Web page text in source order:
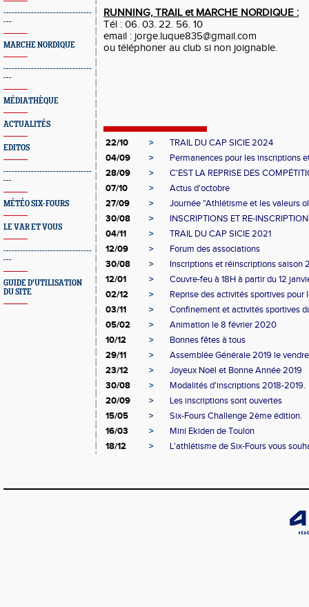
--------------------------------
---
MARCHE NORDIQUE
--------------------------------
---
MÉDIATHÈQUE
ACTUALITÉS
EDITOS
--------------------------------
---
MÉTÉO SIX-FOURS
LE VAR ET VOUS
--------------------------------
---
GUIDE D'UTILISATION
DU SITE
RUNNING, TRAIL et MARCHE NORDIQUE :
Tél : 06. 03. 22. 56. 10
email : jorge.luque835@gmail.com
ou téléphoner au club si non joignable.
22/10 >
TRAIL DU CAP SICIE 2024
04/09
>
Permanences pour les inscriptions
28/09
>
C'EST LA REPRISE DES
07/10
>
Actus d'octobre
27/09
>
Journée "Athlétisme et les valeurs
30/08
>
INSCRIPTIONS ET RE-
04/11
>
TRAIL DU CAP SICIE 2021
12/09
>
Forum des associations
30/08
>
Inscriptions et réinscriptions saison
12/01
>
Couvre-feu à 18H à partir du 12
02/12
>
Reprise des activités sportives pour
03/11
>
Confinement et activités sportives
05/02
>
Animation le 8 février 2020
10/12
>
Bonnes fêtes à tous
29/11
>
Assemblée Générale 2019 le
23/12
>
Joyeux Noël et Bonne Année 2019
30/08
>
Modalités d'inscriptions 2018-2019.
20/09
>
Les inscriptions sont ouvertes
15/05
>
Six-Fours Challenge 2ème édition.
16/03
>
Mini Ekiden de Toulon
18/12
> L'athlétisme de Six-Fours vous